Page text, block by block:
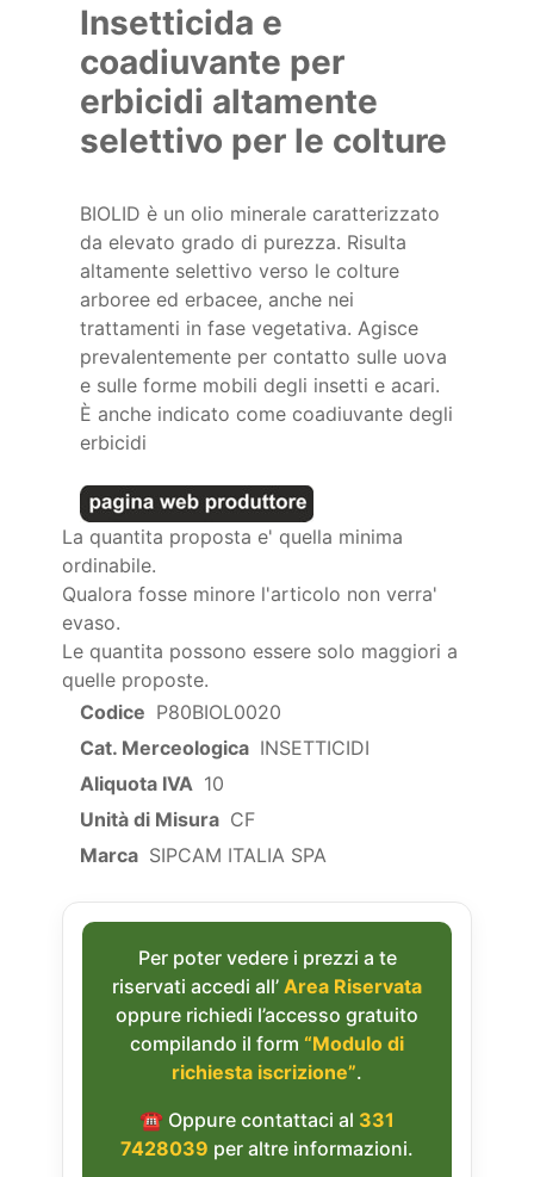
Insetticida e
coadiuvante per
erbicidi altamente
selettivo per le colture
BIOLID è un olio minerale caratterizzato
da elevato grado di purezza. Risulta
altamente selettivo verso le colture
arboree ed erbacee, anche nei
trattamenti in fase vegetativa. Agisce
prevalentemente per contatto sulle uova
e sulle forme mobili degli insetti e acari.
È anche indicato come coadiuvante degli
erbicidi
La quantita proposta e' quella minima
ordinabile.
Qualora fosse minore l'articolo non verra'
evaso.
Le quantita possono essere solo maggiori a
quelle proposte.
Codice P80BIOL0020
Cat. Merceologica INSETTICIDI
Aliquota IVA 10
Unità di Misura CF
Marca SIPCAM ITALIA SPA
Per poter vedere i prezzi a te
riservati accedi all’ Area Riservata
oppure richiedi l’accesso gratuito
compilando il form “Modulo di
richiesta iscrizione”.
☎︎ Oppure contattaci al 331
7428039 per altre informazioni.